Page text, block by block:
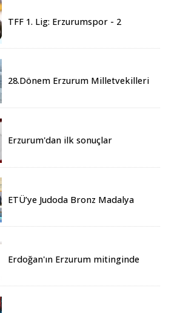
TFF 1. Lig: Erzurumspor - 2
28.Dönem Erzurum Milletvekilleri
Erzurum'dan ilk sonuçlar
ETÜ’ye Judoda Bronz Madalya
Erdoğan'ın Erzurum mitinginde